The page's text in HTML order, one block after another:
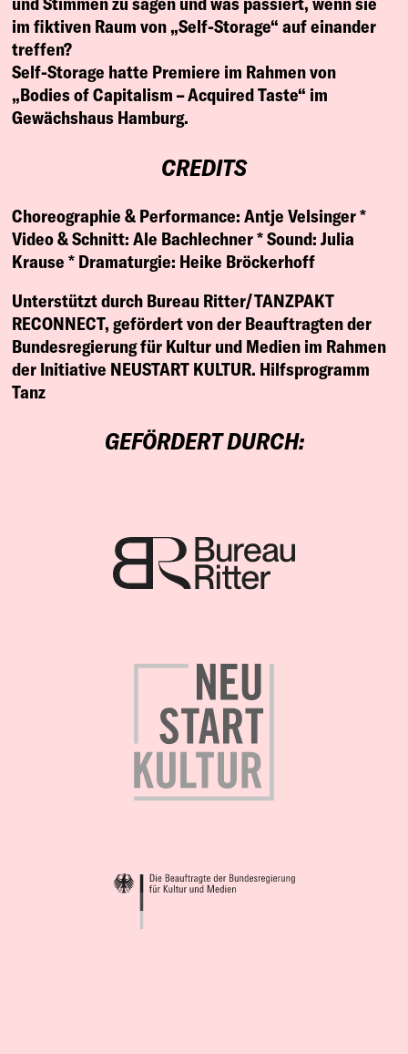
im fiktiven Raum von „Self-Storage“ auf einander
treffen?
Self-Storage hatte Premiere im Rahmen von
„Bodies of Capitalism – Acquired Taste“ im
Gewächshaus Hamburg.
CREDITS
Choreographie & Performance: Antje Velsinger *
Video & Schnitt: Ale Bachlechner *Sound: Julia
Krause * Dramaturgie: Heike Bröckerhoff
Unterstützt durch Bureau Ritter/TANZPAKT
RECONNECT, gefördert von der Beauftragten der
Bundesregierung für Kultur und Medien im Rahmen
der Initiative NEUSTART KULTUR. Hilfsprogramm
Tanz
GEFÖRDERT DURCH: